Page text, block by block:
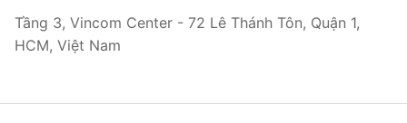
Tầng 3, Vincom Center - 72 Lê Thánh Tôn, Quận 1,
HCM, Việt Nam